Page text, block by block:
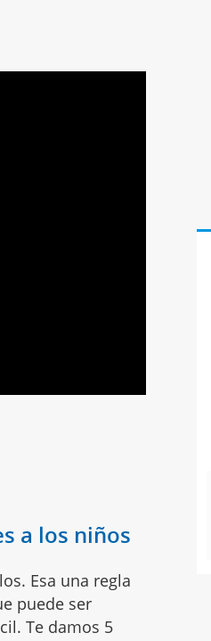
a los niños
Esa una regla
puede ser
Te damos 5